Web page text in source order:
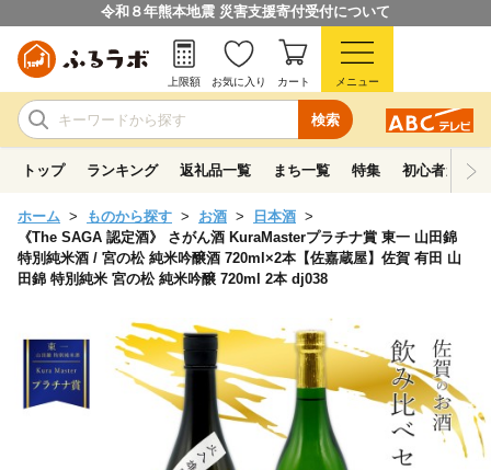
令和８年熊本地震 災害支援寄付受付について
検索
上限額 お気に入り カート メニュー
トップ ランキング 返礼品一覧 まち一覧 特集 初心者ガイド
ホーム ものから探す お酒
日本酒
《The SAGA 認定酒》 さがん酒 KuraMasterプラチナ賞 東一 山田錦
特別純米酒 / 宮の松 純米吟醸酒 720ml×2本【佐嘉蔵屋】佐賀 有田 山
田錦 特別純米 宮の松 純米吟醸 720ml 2本 dj038